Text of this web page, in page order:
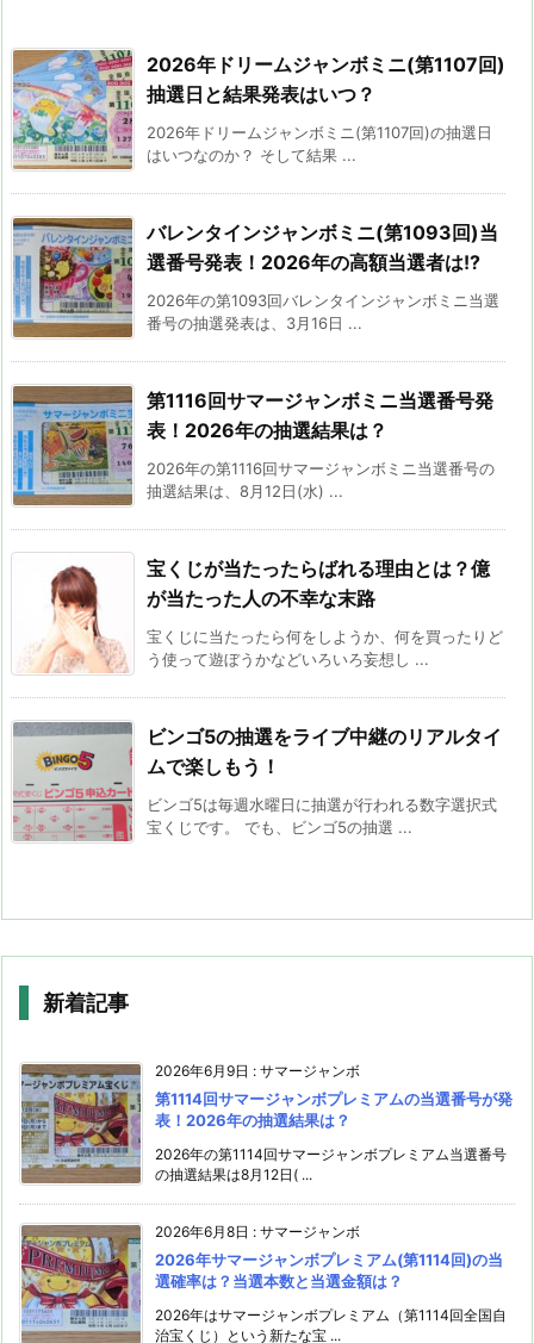
2026年ドリームジャンボミニ(第1107回)
抽選日と結果発表はいつ？
2026年ドリームジャンボミニ(第1107回)の抽選日
はいつなのか？ そして結果 ...
バレンタインジャンボミニ(第1093回)当
選番号発表！2026年の高額当選者は!?
2026年の第1093回バレンタインジャンボミニ当選
番号の抽選発表は、3月16日 ...
第1116回サマージャンボミニ当選番号発
表！2026年の抽選結果は？
2026年の第1116回サマージャンボミニ当選番号の
抽選結果は、8月12日(水) ...
宝くじが当たったらばれる理由とは？億
が当たった人の不幸な末路
宝くじに当たったら何をしようか、何を買ったりど
う使って遊ぼうかなどいろいろ妄想し ...
ビンゴ5の抽選をライブ中継のリアルタイ
ムで楽しもう！
ビンゴ5は毎週水曜日に抽選が行われる数字選択式
宝くじです。 でも、ビンゴ5の抽選 ...
新着記事
2026年6月9日 : サマージャンボ
第1114回サマージャンボプレミアムの当選番号が発
表！2026年の抽選結果は？
2026年の第1114回サマージャンボプレミアム当選番号
の抽選結果は8月12日( ...
2026年6月8日 : サマージャンボ
2026年サマージャンボプレミアム(第1114回)の当
選確率は？当選本数と当選金額は？
2026年はサマージャンボプレミアム（第1114回全国自
治宝くじ）という新たな宝 ...